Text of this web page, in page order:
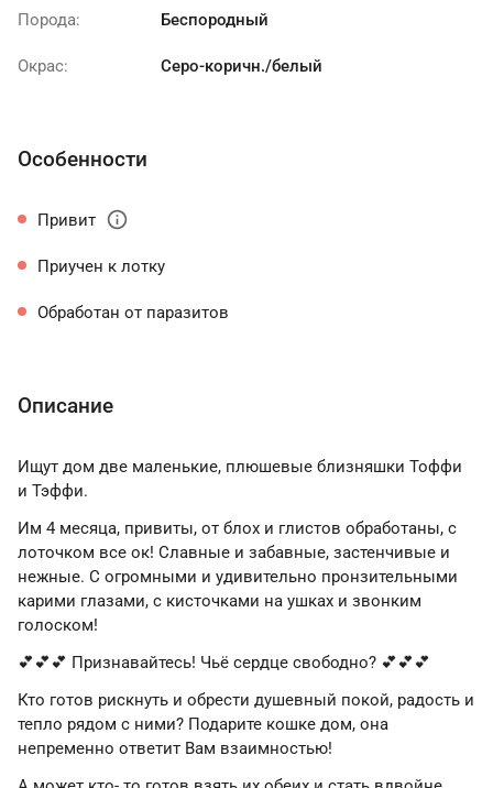
Порода: Беспородный
Окрас: Серо-коричн./белый
Особенности
Привит info
Приучен к лотку
Обработан от паразитов
Описание
Ищут дом две маленькие, плюшевые близняшки Тоффи
и Тэффи.
Им 4 месяца, привиты, от блох и глистов обработаны, с
лоточком все ок! Славные и забавные, застенчивые и
нежные. С огромными и удивительно пронзительными
карими глазами, с кисточками на ушках и звонким
голоском!
💕💕💕 Признавайтесь! Чьё сердце свободно? 💕💕💕
Кто готов рискнуть и обрести душевный покой, радость и
тепло рядом с ними? Подарите кошке дом, она
непременно ответит Вам взаимностью!